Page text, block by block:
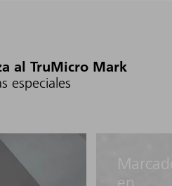
al TruMicro Mark
especiales